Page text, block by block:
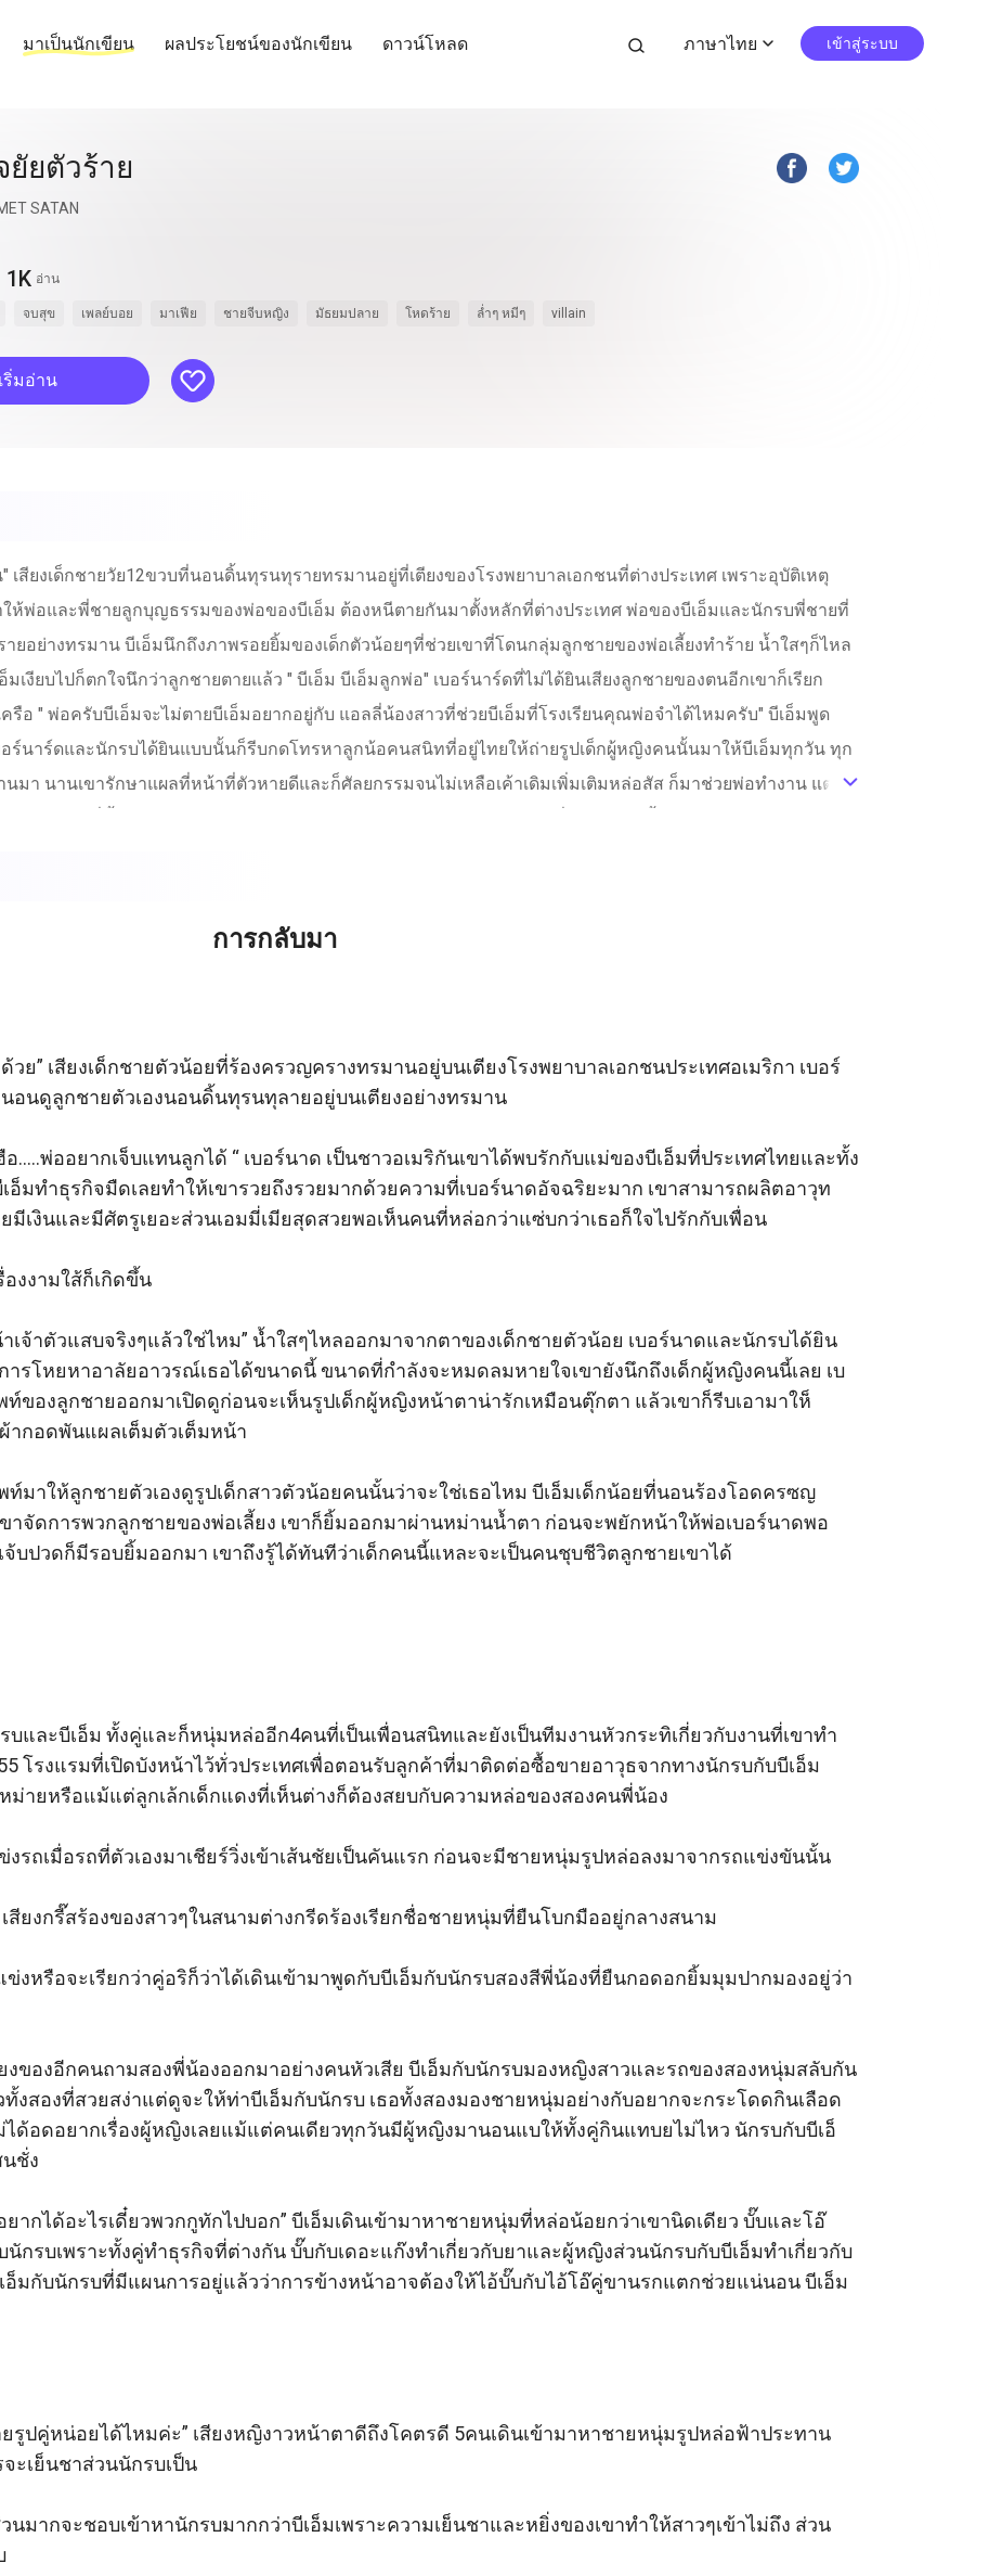
มาเป็นนักเขียน ผลประโยชน์ของนักเขียน ดาวน์โหลด search ภาษาไทย expand_more เข้าสู่ระบบ
ยัยตัวร้าย
SATAN
1K อ่าน
จบสุข เพลย์บอย มาเฟีย ชายจีบหญิง มัธยมปลาย โหดร้าย ล่ำๆ หมีๆ villain
เริ่มอ่าน like
เสียงเด็กชายวัย12ขวบที่นอนดิ้นทุรนทุรายทรมานอยู่ที่เตียงของโรงพยาบาลเอกชนที่ต่างประเทศ เพราะอุบัติเหตุ
ห้พ่อและพี่ชายลูกบุญธรรมของพ่อของบีเอ็ม ต้องหนีตายกันมาตั้งหลักที่ต่างประเทศ พ่อของบีเอ็มและนักรบพี่ชายที่
ยอย่างทรมาน บีเอ็มนึกถึงภาพรอยยิ้มของเด็กตัวน้อยๆที่ช่วยเขาที่โดนกลุ่มลูกชายของพ่อเลี้ยงทำร้าย น้ำใสๆก็ไหล
เงียบไปก็ตกใจนึกว่าลูกชายตายแล้ว " บีเอ็ม บีเอ็มลูกพ่อ" เบอร์นาร์ดที่ไม่ได้ยินเสียงลูกชายของตนอีกเขาก็เรียก
อ " พ่อครับบีเอ็มจะไม่ตายบีเอ็มอยากอยู่กับ แอลลี่น้องสาวที่ช่วยบีเอ็มที่โรงเรียนคุณพ่อจำได้ไหมครับ" บีเอ็มพูด
อร์นาร์ดและนักรบได้ยินแบบนั้นก็รีบกดโทรหาลูกน้อคนสนิทที่อยู่ไทยให้ถ่ายรูปเด็กผู้หญิงคนนั้นมาให้บีเอ็มทุกวัน ทุก
นมา นานเขารักษาแผลที่หน้าที่ตัวหายดีและก็ศัลยกรรมจนไม่เหลือเค้าเดิมเพิ่มเติมหล่อสัส ก็มาช่วยพ่อทำงาน แต่
นามบินสุวรรณภูมิของประเทศไทยกับพี่ชาย เขายืนดูรูปของคนที่เขาเฝ้าคิดถึงจนแทบทนไม่ไหว ก่อนจะเดินออกมา
ของตัวเอง การกลับมาครั้งนี้เขาไม่อยากให้ใครรู้เขาจำเป็นต้อปกปิดตัวตนเนื่องจาก ลูกชายสามีใหม่ของแม่จ้องจะ
ic_default
การกลับมา
ย” เสียงเด็กชายตัวน้อยที่ร้องครวญครางทรมานอยู่บนเตียงโรงพยาบาลเอกชนประเทศอเมริกา เบอร์
อนดูลูกชายตัวเองนอนดิ้นทุรนทุลายอยู่บนเตียงอย่างทรมาน
…..พ่ออยากเจ็บแทนลูกได้ “ เบอร์นาด เป็นชาวอเมริกันเขาได้พบรักกับแม่ของบีเอ็มที่ประเทศไทยและทั้ง
มทำธุรกิจมืดเลยทำให้เขารวยถึงรวยมากด้วยความที่เบอร์นาดอัจฉริยะมาก เขาสามารถผลิตอาวุท
มีเงินและมีศัตรูเยอะส่วนเอมมี่เมียสุดสวยพอเห็นคนที่หล่อกว่าแซ่บกว่าเธอก็ใจไปรักกับเพื่อน
งงามใส้ก็เกิดขึ้น
จ้าตัวแสบจริงๆแล้วใช่ไหม” น้ำใสๆไหลออกมาจากตาของเด็กชายตัวน้อย เบอร์นาดและนักรบได้ยิน
รโหยหาอาลัยอาวรณ์เธอได้ขนาดนี้ ขนาดที่กำลังจะหมดลมหายใจเขายังนึกถึงเด็กผู้หญิงคนนี้เลย เบ
ของลูกชายออกมาเปิดดูก่อนจะเห็นรูปเด็กผู้หญิงหน้าตาน่ารักเหมือนตุ๊กตา แล้วเขาก็รีบเอามาให็
ากอดพันแผลเต็มตัวเต็มหน้า
ท์มาให้ลูกชายตัวเองดูรูปเด็กสาวตัวน้อยคนนั้นว่าจะใช่เธอไหม บีเอ็มเด็กน้อยที่นอนร้องโอดครซญ
าจัดการพวกลูกชายของพ่อเลี้ยง เขาก็ยิ้มออกมาผ่านหม่านน้ำตา ก่อนจะพยักหน้าให้พ่อเบอร์นาดพอ
จ้บปวดก็มีรอบยิ้มออกมา เขาถึงรู้ได้ทันทีว่าเด็กคนนี้แหละจะเป็นคนชุบชีวิตลูกชายเขาได้
บและบีเอ็ม ทั้งคู่และก็หนุ่มหล่ออีก4คนที่เป็นเพื่อนสนิทและยังเป็นทีมงานหัวกระทิเกี่ยวกับงานที่เขาทำ
โรงแรมที่เปิดบังหน้าไว้ทั่วประเทศเพื่อตอนรับลูกค้าที่มาติดต่อซื้อขายอาวุธจากทางนักรบกับบีเอ็ม
ม่ายหรือแม้แต่ลูกเล้กเด็กแดงที่เห็นต่างก็ต้องสยบกับความหล่อของสองคนพี่น้อง
งรถเมื่อรถที่ตัวเองมาเชียร์วิ่งเข้าเส้นชัยเป็นคันแรก ก่อนจะมีชายหนุ่มรูปหล่อลงมาจากรถแข่งขันนั้น
สียงกรี๊สร้องของสาวๆในสนามต่างกรีดร้องเรียกชื่อชายหนุ่มที่ยืนโบกมืออยู่กลางสนาม
แข่งหรือจะเรียกว่าคู่อริก็ว่าได้เดินเข้ามาพูดกับบีเอ็มกับนักรบสองสีพี่น้องที่ยืนกอดอกยิ้มมุมปากมองอยู่ว่า
ยงของอีกคนถามสองพี่น้องออกมาอย่างคนหัวเสีย บีเอ็มกับนักรบมองหญิงสาวและรถของสองหนุ่มสลับกัน
งสองที่สวยสง่าแต่ดูจะให้ท่าบีเอ็มกับนักรบ เธอทั้งสองมองชายหนุ่มอย่างกับอยากจะกระโดดกินเลือด
ด้อดอยากเรื่องผู้หญิงเลยแม้แต่คนเดียวทุกวันมีผู้หญิงมานอนแบให้ทั้งคู่กินแทบยไม่ไหว นักรบกับบีเอ็
ชั่ง
ยากได้อะไรเดี๋ยวพวกกูทักไปบอก” บีเอ็มเดินเข้ามาหาชายหนุ่มที่หล่อน้อยกว่าเขานิดเดียว บั๊บและโอ๊
กรบเพราะทั้งคู่ทำธุรกิจที่ต่างกัน บั๊บกับเดอะแก๊งทำเกี่ยวกับยาและผู้หญิงส่วนนักรบกับบีเอ็มทำเกี่ยวกับ
เอ็มกับนักรบที่มีแผนการอยู่แล้วว่าการข้างหน้าอาจต้องให้ไอ้บั๊บกับไอ้โอ๊คู่ขานรกแตกช่วยแน่นอน บีเอ็ม
รูปคู่หน่อยได้ไหมค่ะ” เสียงหญิงาวหน้าตาดีถึงโคตรดี 5คนเดินเข้ามาหาชายหนุ่มรูปหล่อฟ้าประทาน
ะเย็นชาส่วนนักรบเป็น
มากจะชอบเข้าหานักรบมากกว่าบีเอ็มเพราะความเย็นชาและหยิ่งของเขาทำให้สาวๆเข้าไม่ถึง ส่วน